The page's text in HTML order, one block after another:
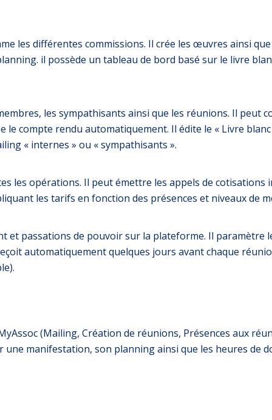
les différentes commissions. Il crée les œuvres ainsi
il possède un tableau de bord basé sur le livre
les sympathisants ainsi que les réunions. Il peut
le compte rendu automatiquement. Il édite le « Livre
« internes » ou « sympathisants ».
les opérations. Il peut émettre les appels de
les tarifs en fonction des présences et niveaux de
et passations de pouvoir sur la plateforme. Il paramètre
automatiquement quelques jours avant chaque
(Mailing, Création de réunions, Présences aux
manifestation, son planning ainsi que les heures de